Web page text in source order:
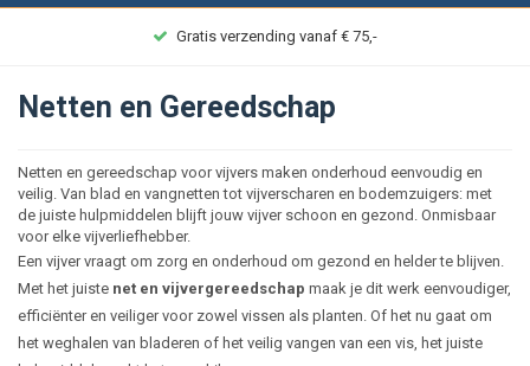
Achteraf betalen
Netten en Gereedschap
Netten en gereedschap voor vijvers maken onderhoud eenvoudig en
veilig. Van blad en vangnetten tot vijverscharen en bodemzuigers: met
de juiste hulpmiddelen blijft jouw vijver schoon en gezond. Onmisbaar
voor elke vijverliefhebber.
Een vijver vraagt om zorg en onderhoud om gezond en helder te blijven.
Met het juiste net en vijvergereedschap maak je dit werk eenvoudiger,
efficiënter en veiliger voor zowel vissen als planten. Of het nu gaat om
het weghalen van bladeren of het veilig vangen van een vis, het juiste